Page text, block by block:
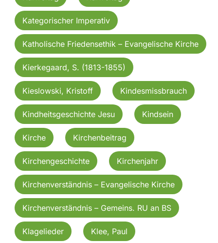
Kategorischer Imperativ
Katholische Friedensethik – Evangelische Kirche
Kierkegaard, S. (1813-1855)
Kieslowski, Kristoff Kindesmissbrauch
Kindheitsgeschichte Jesu Kindsein
Kirche Kirchenbeitrag
Kirchengeschichte Kirchenjahr
Kirchenverständnis – Evangelische Kirche
Kirchenverständnis – Gemeins. RU an BS
Klagelieder Klee, Paul